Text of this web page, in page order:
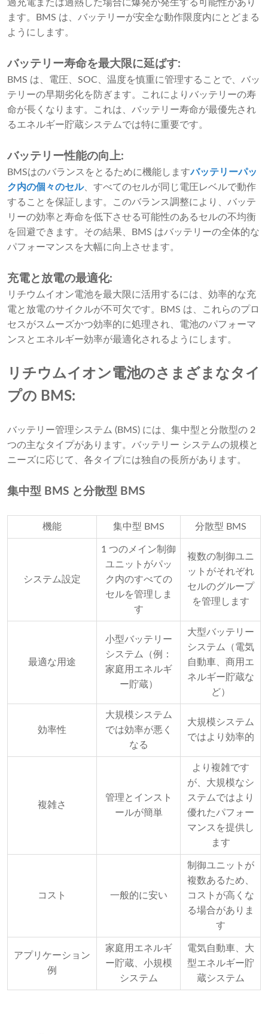
過充電または過熱した場合に爆発が発生する可能性があり
ます。BMS は、バッテリーが安全な動作限度内にとどまる
ようにします。
バッテリー寿命を最大限に延ばす:
BMS は、電圧、SOC、温度を慎重に管理することで、バッ
テリーの早期劣化を防ぎます。これによりバッテリーの寿
命が長くなります。これは、バッテリー寿命が最優先され
るエネルギー貯蔵システムでは特に重要です。
バッテリー性能の向上:
BMSはのバランスをとるために機能しますバッテリーパッ
ク内の個々のセル、すべてのセルが同じ電圧レベルで動作
することを保証します。このバランス調整により、バッテ
リーの効率と寿命を低下させる可能性のあるセルの不均衡
を回避できます。その結果、BMS はバッテリーの全体的な
パフォーマンスを大幅に向上させます。
充電と放電の最適化:
リチウムイオン電池を最大限に活用するには、効率的な充
電と放電のサイクルが不可欠です。BMS は、これらのプロ
セスがスムーズかつ効率的に処理され、電池のパフォーマ
ンスとエネルギー効率が最適化されるようにします。
リチウムイオン電池のさまざまなタイ
プの BMS:
バッテリー管理システム (BMS) には、集中型と分散型の 2
つの主なタイプがあります。バッテリー システムの規模と
ニーズに応じて、各タイプには独自の長所があります。
集中型 BMS と分散型 BMS
機能 集中型 BMS 分散型 BMS
システム設定
1 つのメイン制御
ユニットがパッ
ク内のすべての
セルを管理しま
す
複数の制御ユニ
ットがそれぞれ
セルのグループ
を管理します
最適な用途
小型バッテリー
システム（例：
家庭用エネルギ
ー貯蔵）
大型バッテリー
システム（電気
自動車、商用エ
ネルギー貯蔵な
ど）
効率性
大規模システム
では効率が悪く
なる
大規模システム
ではより効率的
複雑さ
管理とインスト
ールが簡単
より複雑です
が、大規模なシ
ステムではより
優れたパフォー
マンスを提供し
ます
コスト 一般的に安い
制御ユニットが
複数あるため、
コストが高くな
る場合がありま
す
アプリケーション
例
家庭用エネルギ
ー貯蔵、小規模
システム
電気自動車、大
型エネルギー貯
蔵システム